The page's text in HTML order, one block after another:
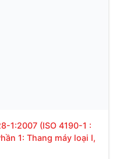
1:2007 (ISO 4190-1 :
1: Thang máy loại I,